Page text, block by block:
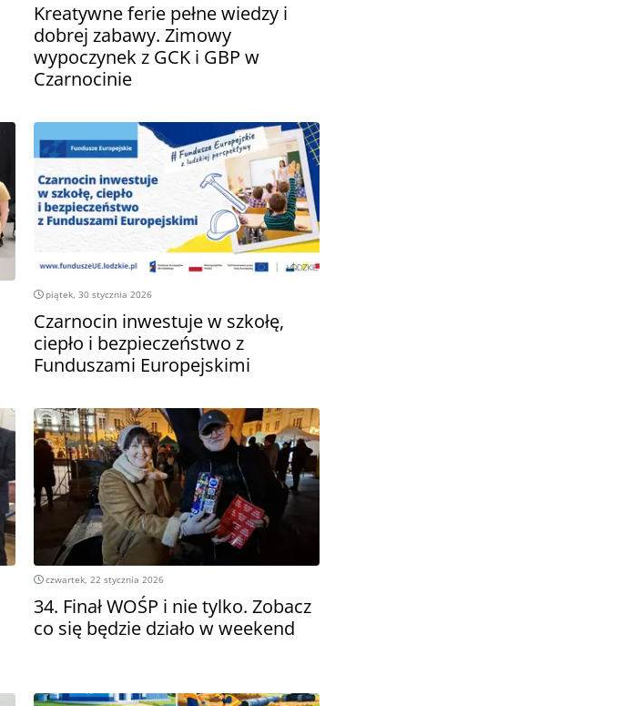
Kreatywne ferie pełne wiedzy i
dobrej zabawy. Zimowy
wypoczynek z GCK i GBP w
Czarnocinie
piątek, 30 stycznia 2026
Czarnocin inwestuje w szkołę,
ciepło i bezpieczeństwo z
Funduszami Europejskimi
czwartek, 22 stycznia 2026
34. Finał WOŚP i nie tylko. Zobacz
co się będzie działo w weekend